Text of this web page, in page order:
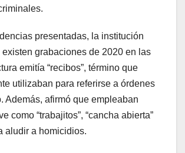
presentadas, la institución
grabaciones de 2020 en las
emitía “recibos”, término que
utilizaban para referirse a órdenes
Además, afirmó que empleaban
como “trabajitos”, “cancha abierta”
aludir a homicidios.